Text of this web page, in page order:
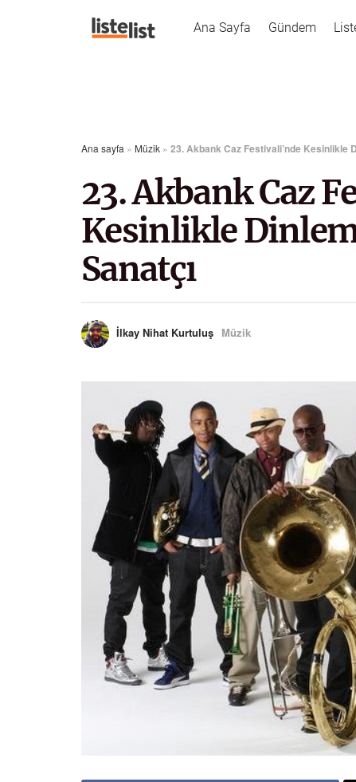
Ana Sayfa Gündem
Ana sayfa » Müzik » 23. Akbank Caz Festivali’nde Kesinlikle
23. Akbank Caz
Kesinlikle
Sanatçı
İlkay Nihat Kurtuluş Müzik